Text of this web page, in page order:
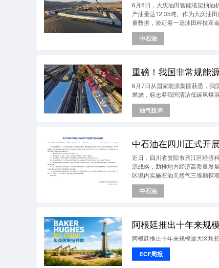
6月6日，大庆油田智能塔架抽油
产油量达12.35吨。作为大庆油
量数据，验证着一场油田科技革
中石油
重磅！我国非常规能
6月7日从国家能源集团获悉，我
燃烧，标志着我国清洁低碳氢煤
油气技术
中石油在四川正式开
近日，四川省资阳市雁江区经济
源战略，助推地方经济高质量发
区境内实施石油天然气三维勘探
中石油
阿根廷推出十年来规
阿根廷推出十年来规模最大区块
ECF周报